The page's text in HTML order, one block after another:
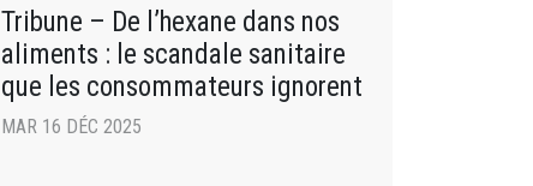
Tribune – De l’hexane dans nos
aliments : le scandale sanitaire
que les consommateurs ignorent
MAR 16 DÉC 2025